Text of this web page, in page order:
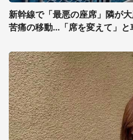
新幹線で「最悪の座席」隣が
苦痛の移動...「席を変えて」と